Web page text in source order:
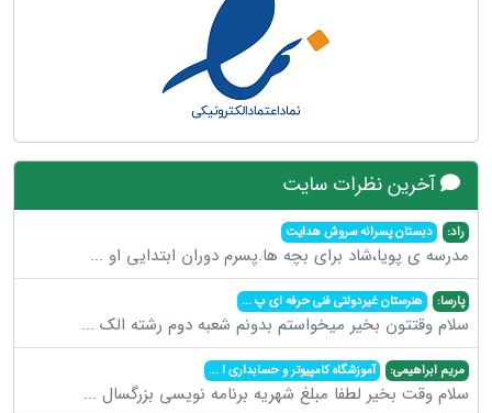
آخرین نظرات سایت
راد: دبستان پسرانه سروش هدایت
مدرسه ی پویا،شاد برای بچه ها.پسرم دوران ابتدایی او ...
پارسا: هنرستان غیردولتی فنی حرفه ای پ...
سلام وقتتون بخیر میخواستم بدونم شعبه دوم رشته الک ...
مریم ابراهیمی: آموزشگاه کامپیوتر و حسابداری ا...
سلام وقت بخیر لطفا مبلغ شهریه برنامه نویسی بزرگسال ...